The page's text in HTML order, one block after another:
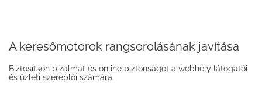
A keresőmotorok rangsorolásának javítása
Biztosítson bizalmat és online biztonságot a webhely látogatói
és üzleti szereplői számára.